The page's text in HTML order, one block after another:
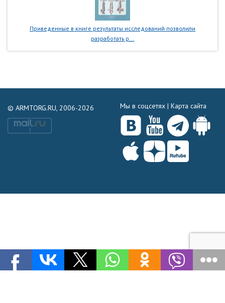
Приведенные в книге результаты исследований позволили
разработать р...
© ARMTORG.RU, 2006-2026 Мы в соцсетях | Карта сайта